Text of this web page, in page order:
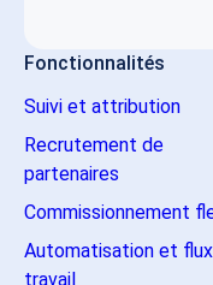
Fonctionnalités
Suivi et attribution
Recrutement de
partenaires
Commissionnement
Automatisation et
travail